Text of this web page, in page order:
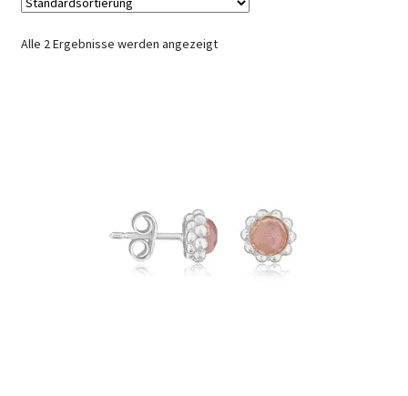
Kunden-/Mitarbeitergeschenke
Saferpay Checkout
Alle 2 Ergebnisse werden angezeigt